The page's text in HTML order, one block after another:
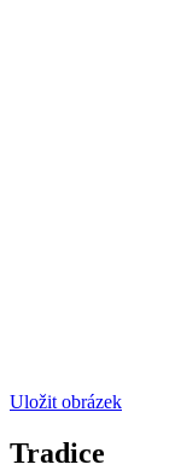
Uložit obrázek
Tradice